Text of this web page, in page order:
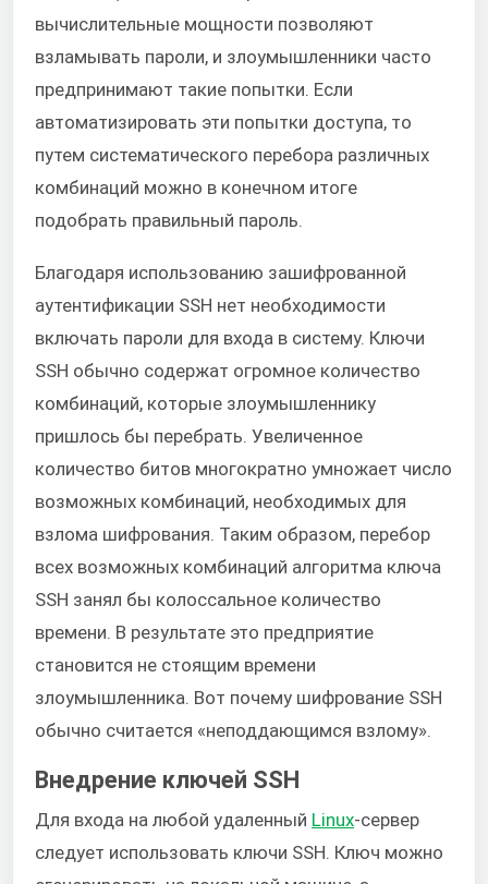
вычислительные мощности позволяют
взламывать пароли, и злоумышленники часто
предпринимают такие попытки. Если
автоматизировать эти попытки доступа, то
путем систематического перебора различных
комбинаций можно в конечном итоге
подобрать правильный пароль.
Благодаря использованию зашифрованной
аутентификации SSH нет необходимости
включать пароли для входа в систему. Ключи
SSH обычно содержат огромное количество
комбинаций, которые злоумышленнику
пришлось бы перебрать. Увеличенное
количество битов многократно умножает число
возможных комбинаций, необходимых для
взлома шифрования. Таким образом, перебор
всех возможных комбинаций алгоритма ключа
SSH занял бы колоссальное количество
времени. В результате это предприятие
становится не стоящим времени
злоумышленника. Вот почему шифрование SSH
обычно считается «неподдающимся взлому».
Внедрение ключей SSH
Для входа на любой удаленный Linux-сервер
следует использовать ключи SSH. Ключ можно